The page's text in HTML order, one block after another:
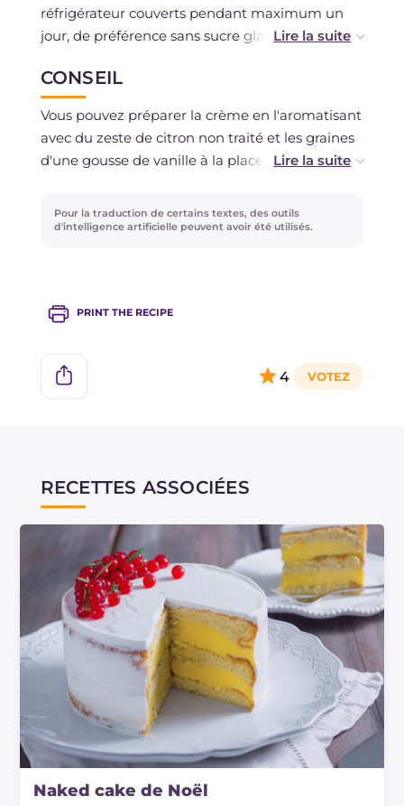
réfrigérateur couverts pendant maximum un
jour, de préférence sans sucre glace.
les sortir du réfrigérateur quelques minutes
avant de les servir, saupoudrer l'étoile et les
groseilles de sucre glace avant de décorer et de
les apporter à table.
CONSEIL
Vous pouvez préparer la crème en l'aromatisant
avec du zeste de citron non traité et les graines
d'une gousse de vanille à la place des oranges
Vous pouvez également décorer vos petits
Pour la traduction de certains textes, des outils
d'intelligence artificielle peuvent avoir été utilisés.
PRINT THE RECIPE
4
RECETTES ASSOCIÉES
Naked cake de Noël